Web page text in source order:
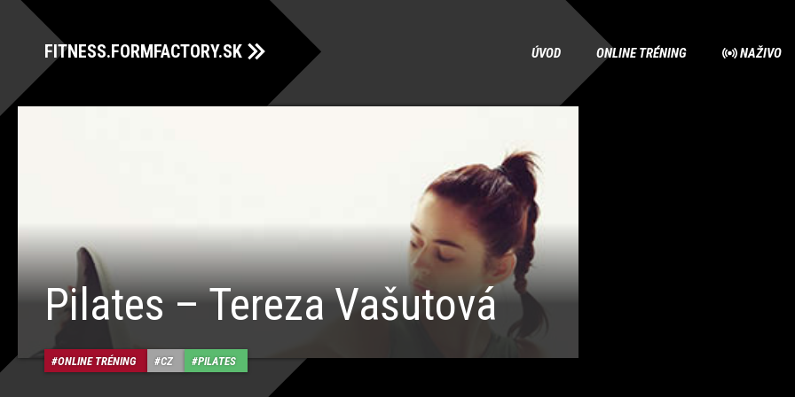
FITNESS.FORMFACTORY.SK ÚVOD ONLINE TRÉNING NAŽIVO
Pilates – Tereza Vašutová
ONLINE TRÉNING CZ PILATES